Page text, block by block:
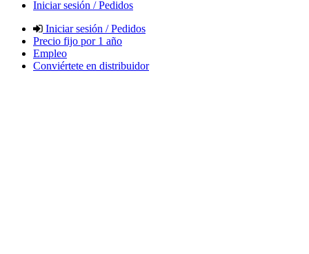
Iniciar sesión / Pedidos
Iniciar sesión / Pedidos
Precio fijo por 1 año
Empleo
Conviértete en distribuidor